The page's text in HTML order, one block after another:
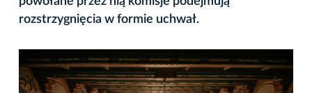
rozstrzygnięcia w formie uchwał.